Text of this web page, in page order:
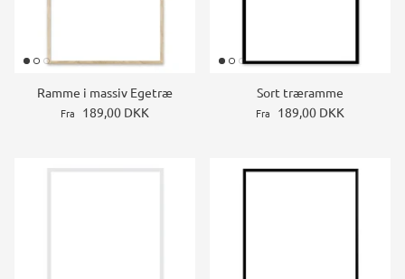
Ramme i massiv Egetræ
Fra 189,00 DKK
Sort træramme
Fra 189,00 DKK